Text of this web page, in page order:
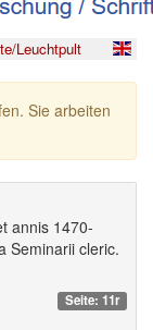
Leuchtpult
Sie arbeiten
annis 1470-
Seminarii cleric.
Seite: 11r